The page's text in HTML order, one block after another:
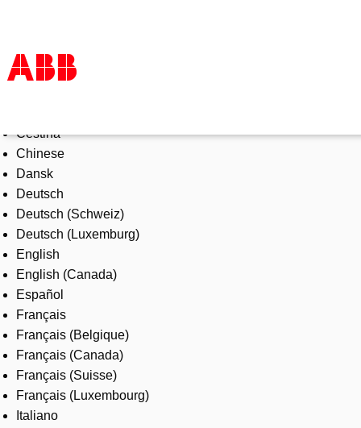
Products & Solutions
Industries
Services
About us
Where to buy
Contact us
Careers
Čeština
Chinese
Dansk
Deutsch
Deutsch (Schweiz)
Deutsch (Luxemburg)
English
English (Canada)
Español
Français
Français (Belgique)
Français (Canada)
Français (Suisse)
Français (Luxembourg)
Italiano